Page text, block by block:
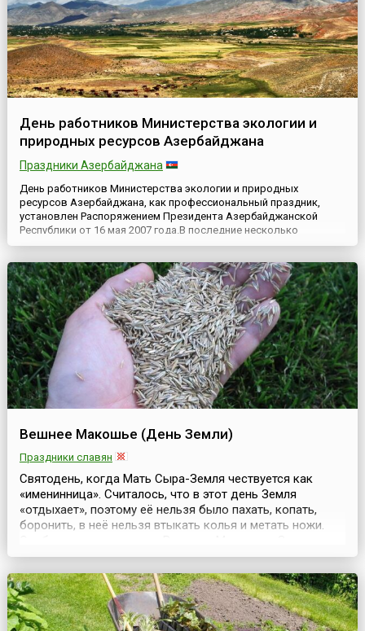
День работников Министерства экологии и
природных ресурсов Азербайджана
Праздники Азербайджана
День работников Министерства экологии и природных
ресурсов Азербайджана, как профессиональный праздник,
установлен Распоряжением Президента Азербайджанской
Республики от 16 мая 2007 года.В последние несколько
десятилетий экология Республики складывается, в первую
среду. Человеческий фактор, который несомненно влияет на
экологию, неоспорим, ...
Вешнее Макошье (День Земли)
Праздники славян
Святодень, когда Мать Сыра-Земля чествуется как
«именинница». Считалось, что в этот день Земля
«отдыхает», поэтому её нельзя было пахать, копать,
боронить, в неё нельзя втыкать колья и метать ножи.
заступников. Волхвы выходили в поле, ложились на
траву — слушали Землю.На зачине во вспаханную загодя
борозду клали зерно и лили пиво, приговаривая, ...